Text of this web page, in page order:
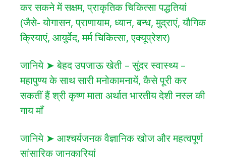
कर सकने में सक्षम, प्राकृतिक चिकित्सा पद्धतियां
(जैसे- योगासन, प्राणायाम, ध्यान, बन्ध, मुद्राएं, यौगिक
क्रियाएं, आयुर्वेद, मर्म चिकित्सा, एक्यूप्रेशर)
जानिये ➤ बेहद उपजाऊ खेती – सुंदर स्वास्थ्य –
महापुण्य के साथ सारी मनोकामनायें, कैसे पूरी कर
सकतीं हैं श्री कृष्ण माता अर्थात भारतीय देशी नस्ल की
गाय माँ
जानिये ➤ आश्चर्यजनक वैज्ञानिक खोज और महत्वपूर्ण
सांसारिक जानकारियां